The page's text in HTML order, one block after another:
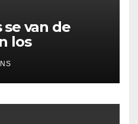
se van de
los
un 21%
año pasado